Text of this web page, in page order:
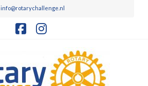
info@rotarychallenge.nl